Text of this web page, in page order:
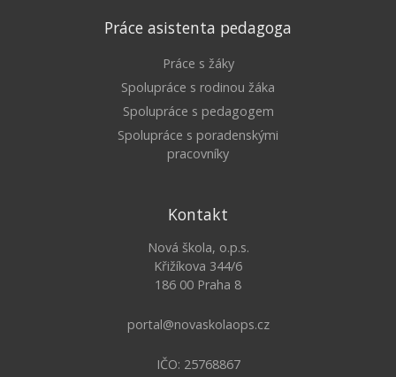
Práce asistenta pedagoga
Práce s žáky
Spolupráce s rodinou žáka
Spolupráce s pedagogem
Spolupráce s poradenskými
pracovníky
Kontakt
Nová škola, o.p.s.
Křižíkova 344/6
186 00 Praha 8
portal@novaskolaops.cz
IČO: 25768867